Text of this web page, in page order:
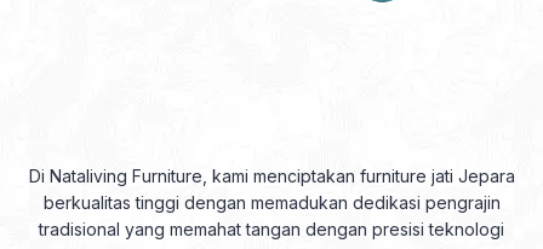
Di Nataliving Furniture, kami menciptakan furniture jati Jepara
berkualitas tinggi dengan memadukan dedikasi pengrajin
tradisional yang memahat tangan dengan presisi teknologi